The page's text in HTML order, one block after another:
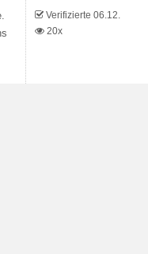
Verifizierte 06.12.
20x